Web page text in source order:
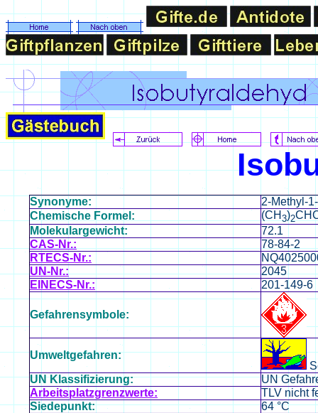
Synonyme:
2-Methyl-
Chemische Formel:
(CH 3)2
Molekulargewicht:
72.1
CAS-Nr.:
78-84-2
RTECS-Nr.:
UN-Nr.:
2045
EINECS-Nr.:
201-149-6
Gefahrensymbole:
Umweltgefahren:
UN Klassifizierung:
UN
Arbeitsplatzgrenzwerte:
TLV nicht
Siedepunkt:
64 °C